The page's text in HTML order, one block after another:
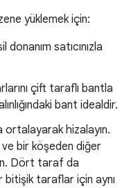
yüklemek için:
satıcınızla
çift taraflı bantla
bant idealdir.
ortalayarak hizalayın.
bir köşeden diğer
Dört taraf da
taraflar için aynı